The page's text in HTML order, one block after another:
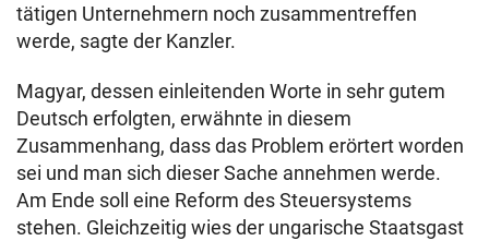
tätigen Unternehmern noch zusammentreffen
werde, sagte der Kanzler.
Magyar, dessen einleitenden Worte in sehr gutem
Deutsch erfolgten, erwähnte in diesem
Zusammenhang, dass das Problem erörtert worden
sei und man sich dieser Sache annehmen werde.
Am Ende soll eine Reform des Steuersystems
stehen. Gleichzeitig wies der ungarische Staatsgast